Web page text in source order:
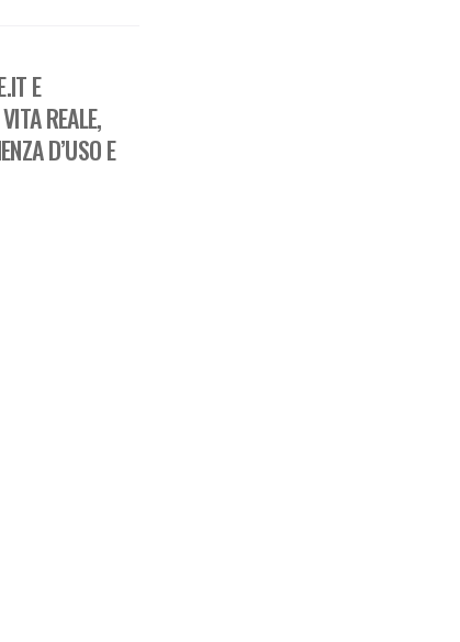
E
REALE,
D’USO E